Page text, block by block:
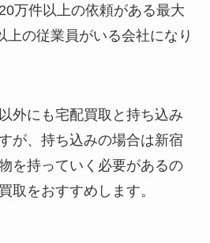
万件以上の依頼がある最大
上の従業員がいる会社になり
外にも宅配買取と持ち込み
が、持ち込みの場合は新宿
を持っていく必要があるの
取をおすすめします。